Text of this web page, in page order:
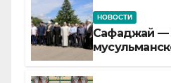
НОВОСТИ
Сафаджай —